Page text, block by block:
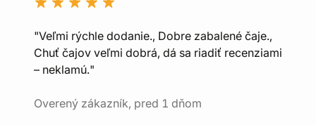
"Veľmi rýchle dodanie., Dobre zabalené čaje.,
Chuť čajov veľmi dobrá, dá sa riadiť recenziami
– neklamú."
Overený zákazník, pred 1 dňom